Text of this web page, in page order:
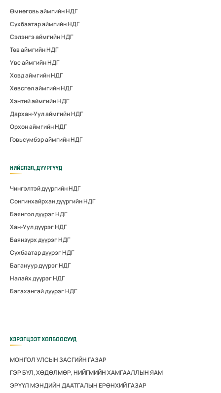
Өмнөговь аймгийн НДГ
Сүхбаатар аймгийн НДГ
Сэлэнгэ аймгийн НДГ
Төв аймгийн НДГ
Увс аймгийн НДГ
Ховд аймгийн НДГ
Хөвсгөл аймгийн НДГ
Хэнтий аймгийн НДГ
Дархан-Уул аймгийн НДГ
Орхон аймгийн НДГ
Говьсүмбэр аймгийн НДГ
НИЙСЛЭЛ, ДҮҮРГҮҮД
Чингэлтэй дүүргийн НДГ
Сонгинхайрхан дүүргийн НДГ
Баянгол дүүрэг НДГ
Хан-Уул дүүрэг НДГ
Баянзүрх дүүрэг НДГ
Сүхбаатар дүүрэг НДГ
Багануур дүүрэг НДГ
Налайх дүүрэг НДГ
Багахангай дүүрэг НДГ
ХЭРЭГЦЭЭТ ХОЛБООСУУД
МОНГОЛ УЛСЫН ЗАСГИЙН ГАЗАР
ГЭР БҮЛ, ХӨДӨЛМӨР, НИЙГМИЙН ХАМГААЛЛЫН ЯАМ
ЭРҮҮЛ МЭНДИЙН ДААТГАЛЫН ЕРӨНХИЙ ГАЗАР